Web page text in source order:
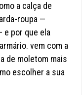
a calça de
roupa —
por que ela
vem com a
de moletom mais
escolher a sua